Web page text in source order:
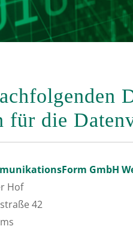
für die
GmbH
Hof
42